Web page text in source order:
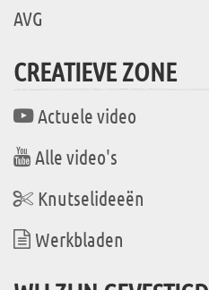
AVG
CREATIEVE ZONE
Actuele video
Alle video's
Knutselideeën
Werkbladen